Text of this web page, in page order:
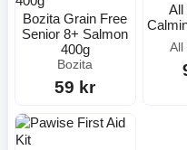
Bozita Grain Free
Senior 8+ Salmon
400g
Bozita
59 kr
All
All